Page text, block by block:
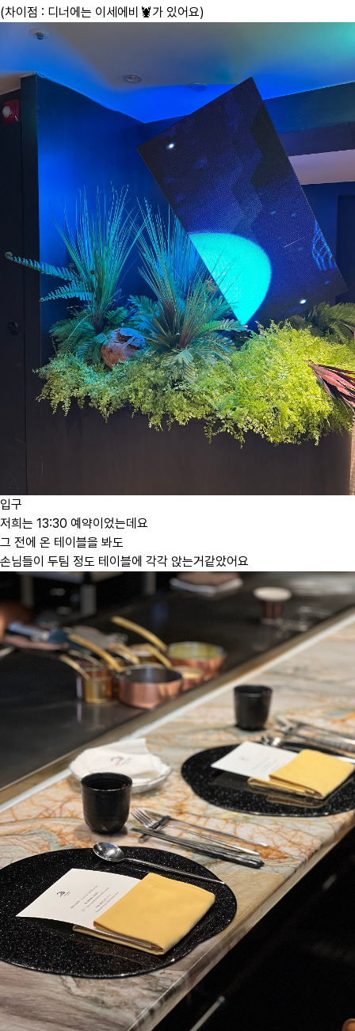
(차이점 : 디너에는 이세에비🦞가 있어요)
입구
저희는 13:30 예약이었는데요
그 전에 온 테이블을 봐도
손님들이 두팀 정도 테이블에 각각 앉는거같았어요